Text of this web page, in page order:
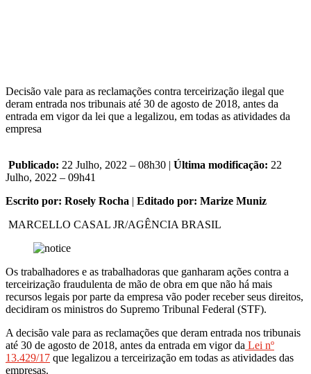
Decisão vale para as reclamações contra terceirização ilegal que
deram entrada nos tribunais até 30 de agosto de 2018, antes da
entrada em vigor da lei que a legalizou, em todas as atividades da
empresa
Publicado: 22 Julho, 2022 – 08h30 | Última modificação: 22
Julho, 2022 – 09h41
Escrito por: Rosely Rocha | Editado por: Marize Muniz
MARCELLO CASAL JR/AGÊNCIA BRASIL
Os trabalhadores e as trabalhadoras que ganharam ações contra a
terceirização fraudulenta de mão de obra em que não há mais
recursos legais por parte da empresa vão poder receber seus direitos,
decidiram os ministros do Supremo Tribunal Federal (STF).
A decisão vale para as reclamações que deram entrada nos tribunais
até 30 de agosto de 2018, antes da entrada em vigor da Lei nº
13.429/17 que legalizou a terceirização em todas as atividades das
empresas.